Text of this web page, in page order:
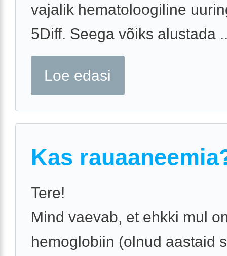
vajalik hematoloogiline
5Diff. Seega võiks alustada
Loe edasi
Kas
Tere!
Mind vaevab, et ehkki mul
hemoglobiin (olnud aastaid